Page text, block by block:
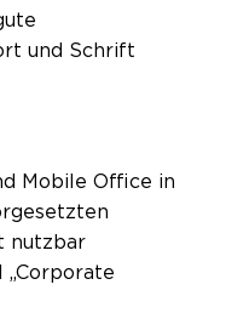
und Schrift
Mobile Office in
nutzbar
„Corporate